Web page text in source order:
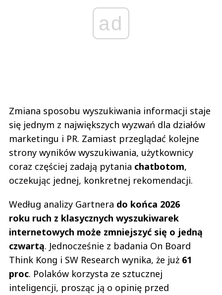
ad
Zmiana sposobu wyszukiwania informacji staje
się jednym z największych wyzwań dla działów
marketingu i PR. Zamiast przeglądać kolejne
strony wyników wyszukiwania, użytkownicy
coraz częściej zadają pytania chatbotom,
oczekując jednej, konkretnej rekomendacji.
Według analizy Gartnera do końca 2026
roku ruch z klasycznych wyszukiwarek
internetowych może zmniejszyć się o jedną
czwartą. Jednocześnie z badania On Board
Think Kong i SW Research wynika, że już 61
proc. Polaków korzysta ze sztucznej
inteligencji, prosząc ją o opinię przed